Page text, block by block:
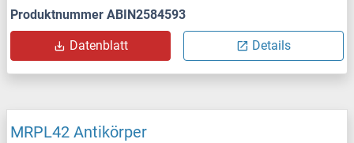
Produktnummer ABIN2584593
Datenblatt Details
MRPL42 Antikörper